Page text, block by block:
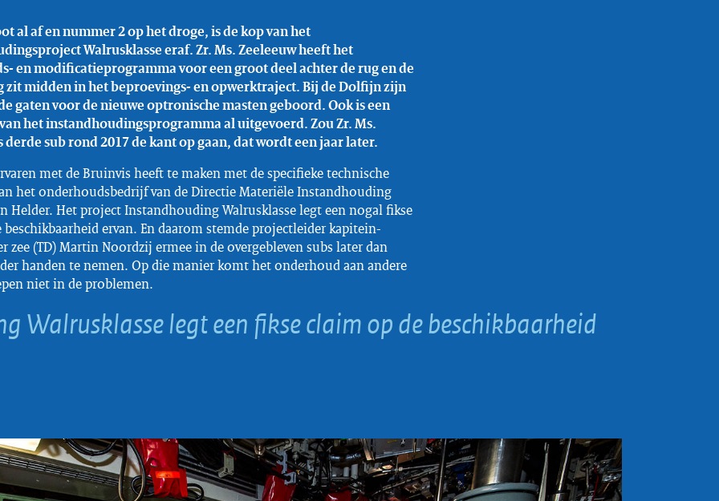
al af en nummer 2 op het droge, is de kop van het
Walrusklasse eraf. Zr. Ms. Zeeleeuw heeft het
en modificatieprogramma voor een groot deel achter de rug en de
zit midden in het beproevings- en opwerktraject. Bij de Dolfijn zijn
gaten voor de nieuwe optronische masten geboord. Ook is een
het instandhoudingsprogramma al uitgevoerd. Zou Zr. Ms.
derde sub rond 2017 de kant op gaan, dat wordt een jaar later.
met de Bruinvis heeft te maken met de specifieke technische
het onderhoudsbedrijf van de Directie Materiële Instandhouding
Helder. Het project Instandhouding Walrusklasse legt een nogal fikse
beschikbaarheid ervan. En daarom stemde projectleider kapitein-
zee (TD) Martin Noordzij ermee in de overgebleven subs later dan
handen te nemen. Op die manier komt het onderhoud aan andere
niet in de problemen.
Walrusklasse legt een fikse claim op de beschikbaarheid